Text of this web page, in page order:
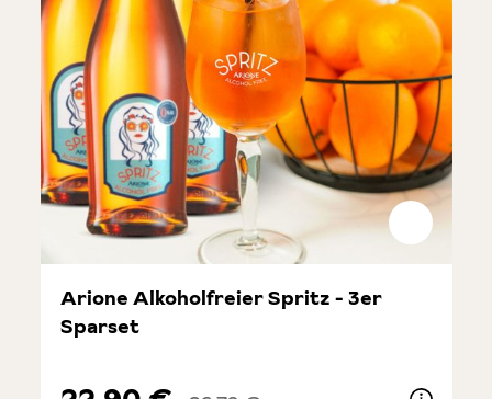
Arione Alkoholfreier Spritz - 3er
Sparset